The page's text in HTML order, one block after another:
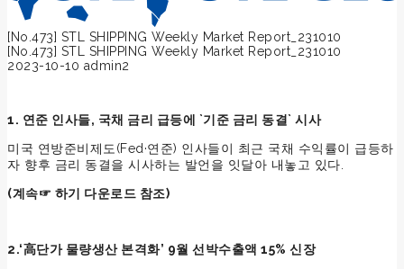
[No.473] STL SHIPPING Weekly Market Report_231010
[No.473] STL SHIPPING Weekly Market Report_231010
2023-10-10 admin2
1. 연준 인사들, 국채 금리 급등에 `기준 금리 동결` 시사
미국 연방준비제도(Fed·연준) 인사들이 최근 국채 수익률이 급등하
자 향후 금리 동결을 시사하는 발언을 잇달아 내놓고 있다.
(계속☞ 하기 다운로드 참조)
2.‘高단가 물량생산 본격화’ 9월 선박수출액 15% 신장